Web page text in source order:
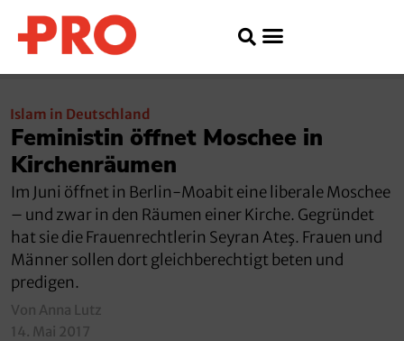
Islam in Deutschland
Feministin öffnet Moschee in
Kirchenräumen
Im Juni öffnet in Berlin-Moabit eine liberale Moschee
– und zwar in den Räumen einer Kirche. Gegründet
hat sie die Frauenrechtlerin Seyran Ateş. Frauen und
Männer sollen dort gleichberechtigt beten und
predigen.
Von Anna Lutz
14. Mai 2017